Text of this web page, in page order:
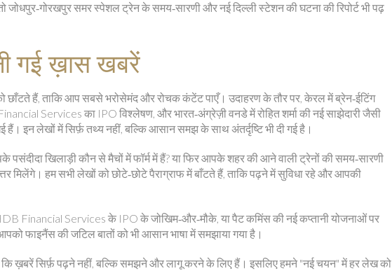
जोधपुर‑गोरखपुर समर स्पेशल ट्रेन के समय‑सारणी और नई दिल्ली स्टेशन की घटना की रिपोर्ट भी पढ़
गई ख़ास खबरें
को छाँटते हैं, ताकि आप सबसे भरोसेमंद और रोचक कंटेंट पाएँ। उदाहरण के तौर पर, केरल में ब्रेन‑ईटिंग
Services का IPO विश्लेषण, और भारत‑अंग्रेज़ी वनडे में रोहित शर्मा की नई साझेदारी जैसी
हैं। इन लेखों में सिर्फ़ तथ्य नहीं, बल्कि आसान समझ के साथ अंतर्दृष्टि भी दी गई है।
पसंदीदा खिलाड़ी कौन से मैचों में फॉर्म में हैं? या फिर आपके शहर की आने वाली ट्रेनों की समय‑सारणी
मिलेंगे। हम सभी लेखों को छोटे‑छोटे पैराग्राफ में बाँटते हैं, ताकि पढ़ने में सुविधा रहे और आपकी
Financial Services के IPO के जोखिम‑और‑मौके, या पैट कमिंस की नई कप्तानी योजनाओं पर
फाइनैंस की जटिल बातों को भी आसान भाषा में समझाया गया है।
कि ख़बरें सिर्फ़ पढ़ने नहीं, बल्कि समझने और लागू करने के लिए हैं। इसलिए हमने "नई चयन" में हर लेख को